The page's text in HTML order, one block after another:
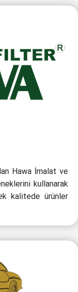
Hawa İmalat ve
kullanarak
kalitede ürünler